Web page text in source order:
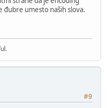
umesto naših slova.
#9